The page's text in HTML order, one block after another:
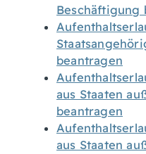
Beschäftigung
beantragen
aus Staaten
beantragen
aus Staaten